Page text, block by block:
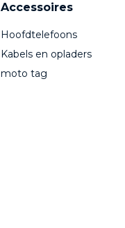
Accessoires
Hoofdtelefoons
Kabels en opladers
moto tag